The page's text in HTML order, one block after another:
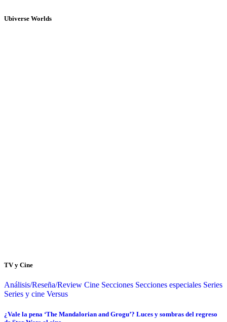
Ubiverse Worlds
TV y Cine
Análisis/Reseña/Review Cine Secciones Secciones especiales Series
Series y cine Versus
¿Vale la pena ‘The Mandalorian and Grogu’? Luces y sombras del regreso